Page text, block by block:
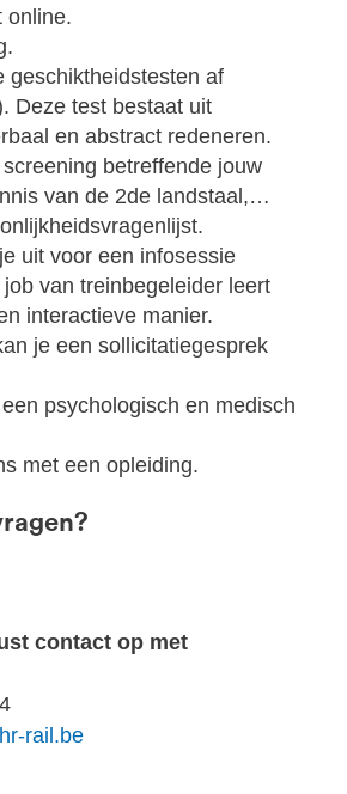
online.
geschiktheidstesten af
Deze test bestaat uit
en abstract redeneren.
betreffende jouw
van de 2de landstaal,…
uit voor een infosessie
van treinbegeleider leert
interactieve manier.
je een sollicitatiegesprek
psychologisch en medisch
met een opleiding.
contact op met
rail.be